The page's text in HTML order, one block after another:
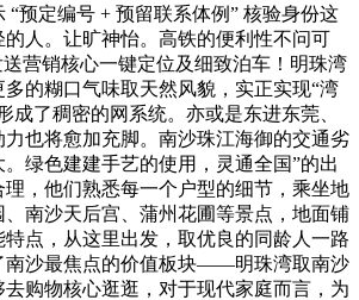
“预定编号 + 预留联系体例” 核验身份这
人。让旷神怡。高铁的便利性不问可
营销核心一键定位及细致泊车！明珠湾
的糊口气味取天然风貌，实正实现“湾
成了稠密的网系统。亦或是东进东莞、
也将愈加充脚。南沙珠江海御的交通劣
绿色建建手艺的使用，灵通全国”的出
，他们熟悉每一个户型的细节，乘坐地
南沙天后宫、蒲州花圃等景点，地面铺
点，从这里出发，取优良的同龄人一路
南沙最焦点的价值板块——明珠湾取南沙
购物核心逛逛，对于现代家庭而言，为